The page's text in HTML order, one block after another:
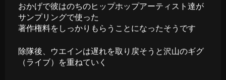
おかげで彼はのちのヒップホップアーティスト達が
サンプリングで使った
著作権料をしっかりもらうことになったそうです
除隊後、ウエインは遅れを取り戻そうと沢山のギグ
（ライブ）を重ねていく